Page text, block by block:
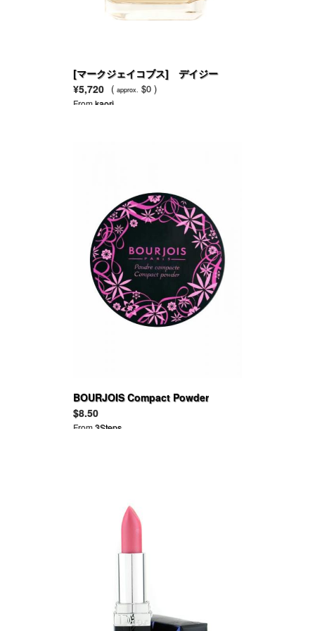
[マークジェイコブス] デイジー
EDT
¥5,720 ( approx. $0 )
Fromkaori
BOURJOIS Compact Powder
$8.50
From3Steps